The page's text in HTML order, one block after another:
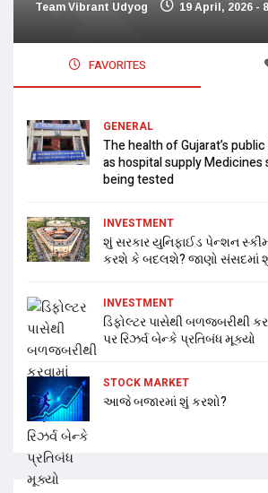
Team Vibrant Udyog 19 April, 2026 -
FAVORITES
GENERAL
The health of Gujarat’s public
as hospital supply Medicines
being tested
INVESTMENT
શું સરકાર યુનિફાઈડ પેન્શન
કરશે કે બદલશે? જાણો સંસદમાં
INVESTMENT
ડિફોલ્ટર પાસેથી બળજબરીથી
પર રિઝર્વ બેન્કે પ્રતિબંધ મૂક્યો
STOCK MARKET
આજે બજારમાં શું કરશો?